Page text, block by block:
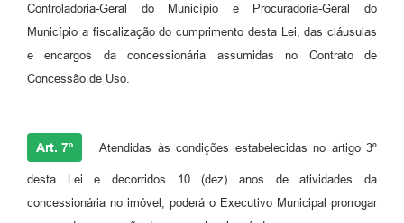
Controladoria-Geral do Município e Procuradoria-Geral do
Município a fiscalização do cumprimento desta Lei, das cláusulas
e encargos da concessionária assumidas no Contrato de
Concessão de Uso.
Art. 7º Atendidas às condições estabelecidas no artigo 3º
desta Lei e decorridos 10 (dez) anos de atividades da
concessionária no imóvel, poderá o Executivo Municipal prorrogar